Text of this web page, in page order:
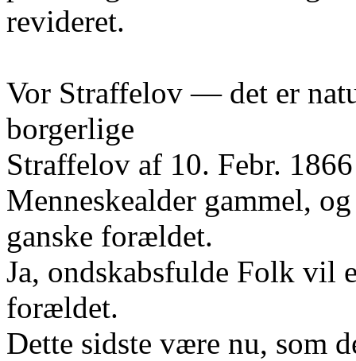
revideret.
Vor Straffelov — det er
borgerlige
Straffelov af 10. Febr.
Menneskealder gammel,
ganske forældet.
Ja, ondskabsfulde Folk vil
forældet.
Dette sidste være nu, som